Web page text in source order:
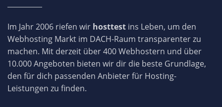
Im Jahr 2006 riefen wir hosttest ins Leben, um den
Webhosting Markt im DACH-Raum transparenter zu
machen. Mit derzeit über 400 Webhostern und über
10.000 Angeboten bieten wir dir die beste Grundlage,
den für dich passenden Anbieter für Hosting-
Leistungen zu finden.